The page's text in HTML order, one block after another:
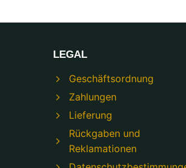
LEGAL
Geschäftsordnung
Zahlungen
Lieferung
Rückgaben und
Reklamationen